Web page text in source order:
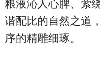
粮液沁人心脾、萦
谐配比的自然之道
序的精雕细琢。